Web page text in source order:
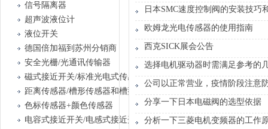
信号隔离器
超声波液位计
液位开关
德国倍加福到苏州分销商
安全光栅/光通讯传输器
磁式接近开关/标准光电式传感器
色标传感器+颜色传感器
电容式接近开关/电感式接近开关
日本SMC速度控制阀的安装技巧
欧姆龙光电传感器的使用指南
西克SICK展会公告
选择电机驱动器时需满足参考的
公司以正常营业，疫情阶段注意
分享一下日本电磁阀的选型依据
分析一下三菱电机变频器的工作